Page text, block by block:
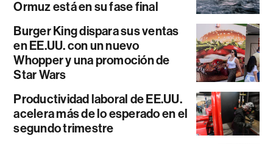
Ormuz está en su fase final
Burger King dispara sus ventas
en EE.UU. con un nuevo
Whopper y una promoción de
Star Wars
Productividad laboral de EE.UU.
acelera más de lo esperado en el
segundo trimestre